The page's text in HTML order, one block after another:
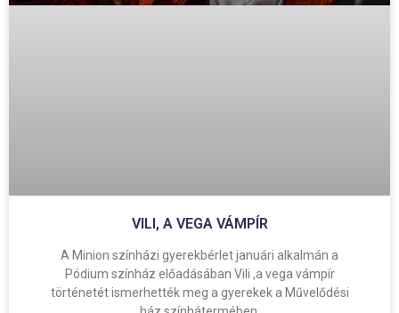
VILI, A VEGA VÁMPÍR
A Minion színházi gyerekbérlet januári alkalmán a
Pódium színház előadásában Vili ,a vega vámpír
történetét ismerhették meg a gyerekek a Művelődési